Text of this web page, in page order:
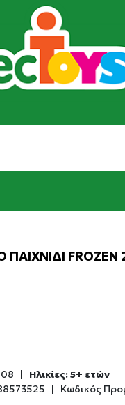
ΠΑΙΧΝΙΔΙ
|
Ηλικίες: 5+ ετών
| Κωδικός